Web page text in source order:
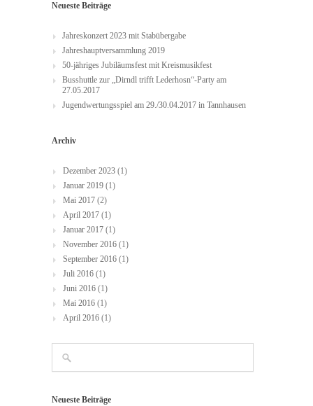
Neueste Beiträge
Jahreskonzert 2023 mit Stabübergabe
Jahreshauptversammlung 2019
50-jähriges Jubiläumsfest mit Kreismusikfest
Busshuttle zur „Dirndl trifft Lederhosn“-Party am
27.05.2017
Jugendwertungsspiel am 29./30.04.2017 in Tannhausen
Archiv
Dezember 2023 (1)
Januar 2019 (1)
Mai 2017 (2)
April 2017 (1)
Januar 2017 (1)
November 2016 (1)
September 2016 (1)
Juli 2016 (1)
Juni 2016 (1)
Mai 2016 (1)
April 2016 (1)
Neueste Beiträge